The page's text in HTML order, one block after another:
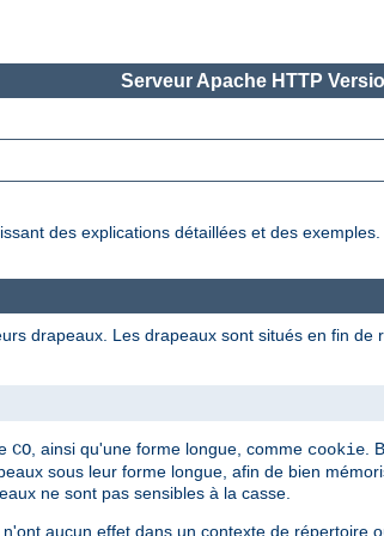
Serveur Apache HTTP
des explications détaillées et des exemples.
drapeaux. Les drapeaux sont situés en fin de
CO , ainsi qu'une forme longue, comme cookie .
sous leur forme longue, afin de bien
ne sont pas sensibles à la casse.
aucun effet dans un contexte de répertoire